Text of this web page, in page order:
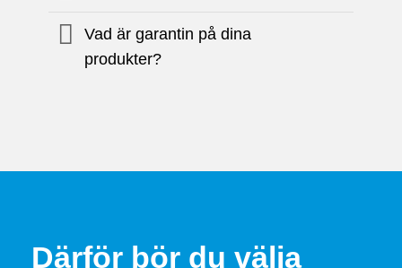
Vad är garantin på dina
produkter?
Därför bör du välja